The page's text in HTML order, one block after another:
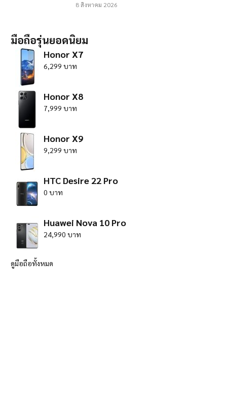
8 สิงหาคม 2026
มือถือรุ่นยอดนิยม
Honor X7
6,299 บาท
Honor X8
7,999 บาท
Honor X9
9,299 บาท
HTC Desire 22 Pro
0 บาท
Huawei Nova 10 Pro
24,990 บาท
ดูมือถือทั้งหมด